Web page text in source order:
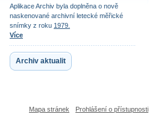
Aplikace Archiv byla doplněna o nově
naskenované archivní letecké měřické
snímky z roku 1979.
Více
Archiv aktualit
Mapa stránek Prohlášení o přístupnosti